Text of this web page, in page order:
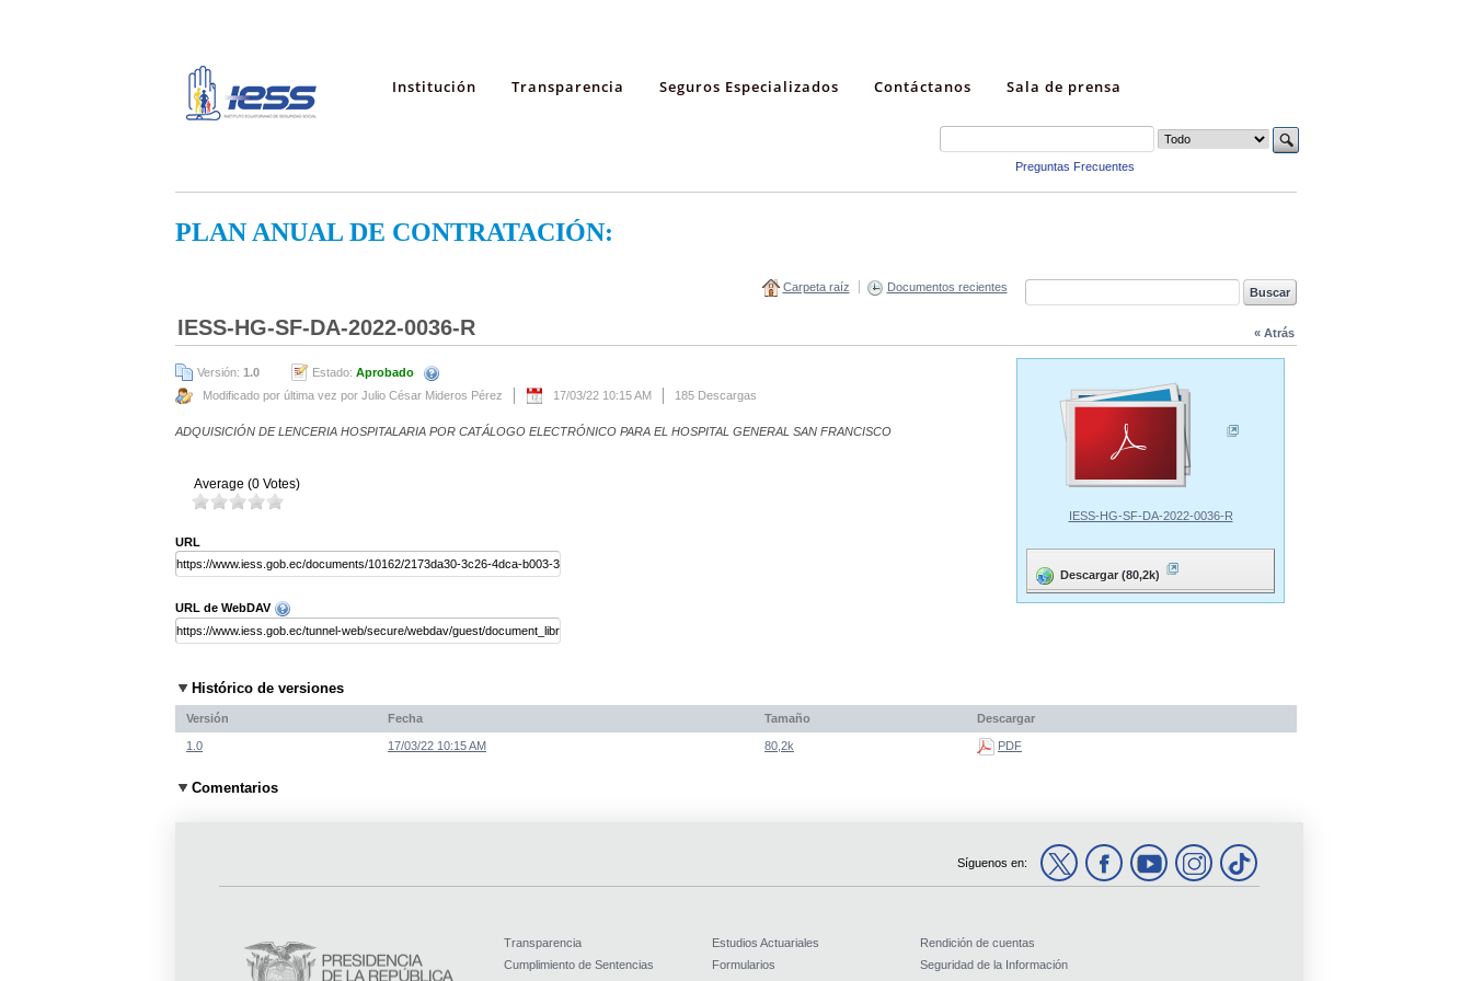
Institución Transparencia Seguros Especializados Contáctanos Sala de prensa
Preguntas Frecuentes
PLAN ANUAL DE CONTRATACIÓN:
Carpeta raíz Documentos recientes
« Atrás
IESS-HG-SF-DA-2022-0036-R
Versión: 1.0 Estado: Aprobado
Modificado por última vez por Julio César Mideros Pérez
17/03/22 10:15 AM 185 Descargas
ADQUISICIÓN DE LENCERIA HOSPITALARIA POR CATÁLOGO ELECTRÓNICO PARA EL HOSPITAL GENERAL SAN FRANCISCO
Average (0 Votes)
URL
URL de WebDAV
IESS-HG-SF-DA-2022-0036-R
Descargar (80,2k)
Histórico de versiones
Versión Fecha Tamaño Descargar
1.0 17/03/22 10:15 AM 80,2k PDF
Comentarios
Síguenos en:
Transparencia
Cumplimiento de Sentencias
Estudios Actuariales
Formularios
Rendición de cuentas
Seguridad de la Información